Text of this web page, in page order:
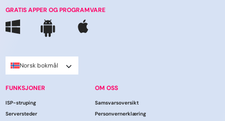
GRATIS APPER OG PROGRAMVARE
Norsk bokmål
FUNKSJONER
ISP-struping
Serversteder
OM OSS
Samsvarsoversikt
Personvernerklæring